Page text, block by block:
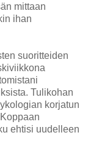
mittaan
ihan
suoritteiden
Tulikohan
korjatun
ehtisi uudelleen